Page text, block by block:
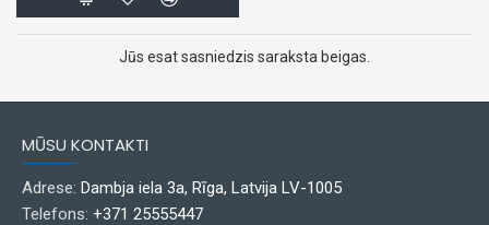
Jūs esat sasniedzis saraksta beigas.
MŪSU KONTAKTI
Adrese: Dambja iela 3a, Rīga, Latvija LV-1005
Telefons: +371 25555447